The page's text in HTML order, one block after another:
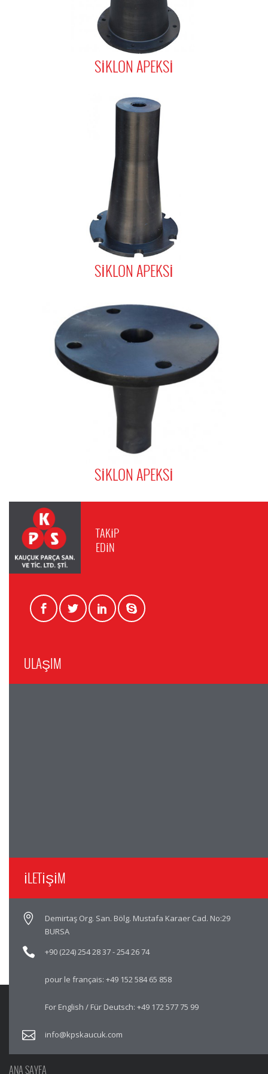
SİKLON APEKSİ
SİKLON APEKSİ
SİKLON APEKSİ
TAKİP
EDİN
ULAŞIM
İLETİŞİM
Demirtaş Org. San. Bölg. Mustafa Karaer Cad. No:29
BURSA
+90 (224) 254 28 37-254 26 74
pour le français: +49 152 584 65 858
For English / Für Deutsch: +49 172 577 75 99
info@kpskaucuk.com
ANA SAYFA